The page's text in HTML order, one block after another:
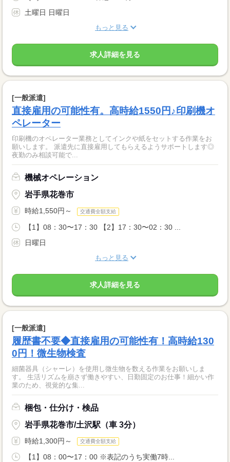
土曜日 日曜日
もっと見る
求人詳細を見る
[一般派遣]
直接雇用の可能性有。高時給1550円♪印刷機オ
ペレーター
印刷機のオペレーター業務としてインクや紙をセットする作業をお
願いします。 派遣先に直接雇用してもらえるようサポートします◎
夜勤のみ相談可能で...
機械オペレーション
岩手県花巻市
時給1,550円～ 交通費全額支給
【1】08：30〜17：30 【2】17：30〜02：30 ...
日曜日
もっと見る
求人詳細を見る
[一般派遣]
履歴書不要◆直接雇用の可能性有！高時給130
0円！微生物検査
細菌器具（シャーレ）を使用し微生物を数える作業をお願いしま
す。 生活リズムを崩さず働きやすい、日勤固定のお仕事！細かい作
業のため、視覚的な集...
梱包・仕分け・検品
岩手県花巻市/土沢駅（車 3分）
時給1,300円～ 交通費全額支給
【1】08：00〜17：00 ※表記のうち実働7時...